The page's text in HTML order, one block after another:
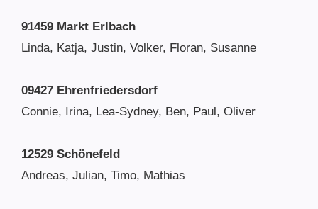
91459 Markt Erlbach
Linda, Katja, Justin, Volker, Floran, Susanne
09427 Ehrenfriedersdorf
Connie, Irina, Lea-Sydney, Ben, Paul, Oliver
12529 Schönefeld
Andreas, Julian, Timo, Mathias